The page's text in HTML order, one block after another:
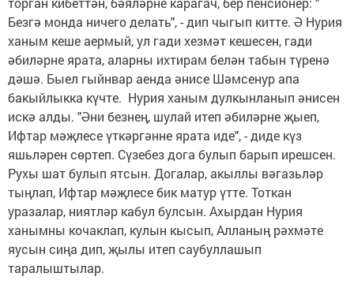
Безгә монда ничего делать", - дип чыгып китте. Ә Нурия
ханым кеше аермый, ул гади хезмәт кешесен, гади
әбиләрне ярата, аларны ихтирам белән табын түренә
дәшә. Быел гыйнвар аенда әнисе Шәмсенур апа
бакыйлыкка күчте. Нурия ханым дулкынланып әнисен
искә алды. "Әни безнең, шулай итеп әбиләрне җыеп,
Ифтар мәҗлесе үткәргәнне ярата иде", - диде күз
яшьләрен сөртеп. Сүзебез дога булып барып ирешсен.
Рухы шат булып ятсын. Догалар, акыллы вәгазьләр
тыңлап, Ифтар мәҗлесе бик матур үтте. Тоткан
уразалар, ниятләр кабул булсын. Ахырдан Нурия
ханымны кочаклап, кулын кысып, Алланың рәхмәте
яусын сиңа дип, җылы итеп саубуллашып
таралыштылар.